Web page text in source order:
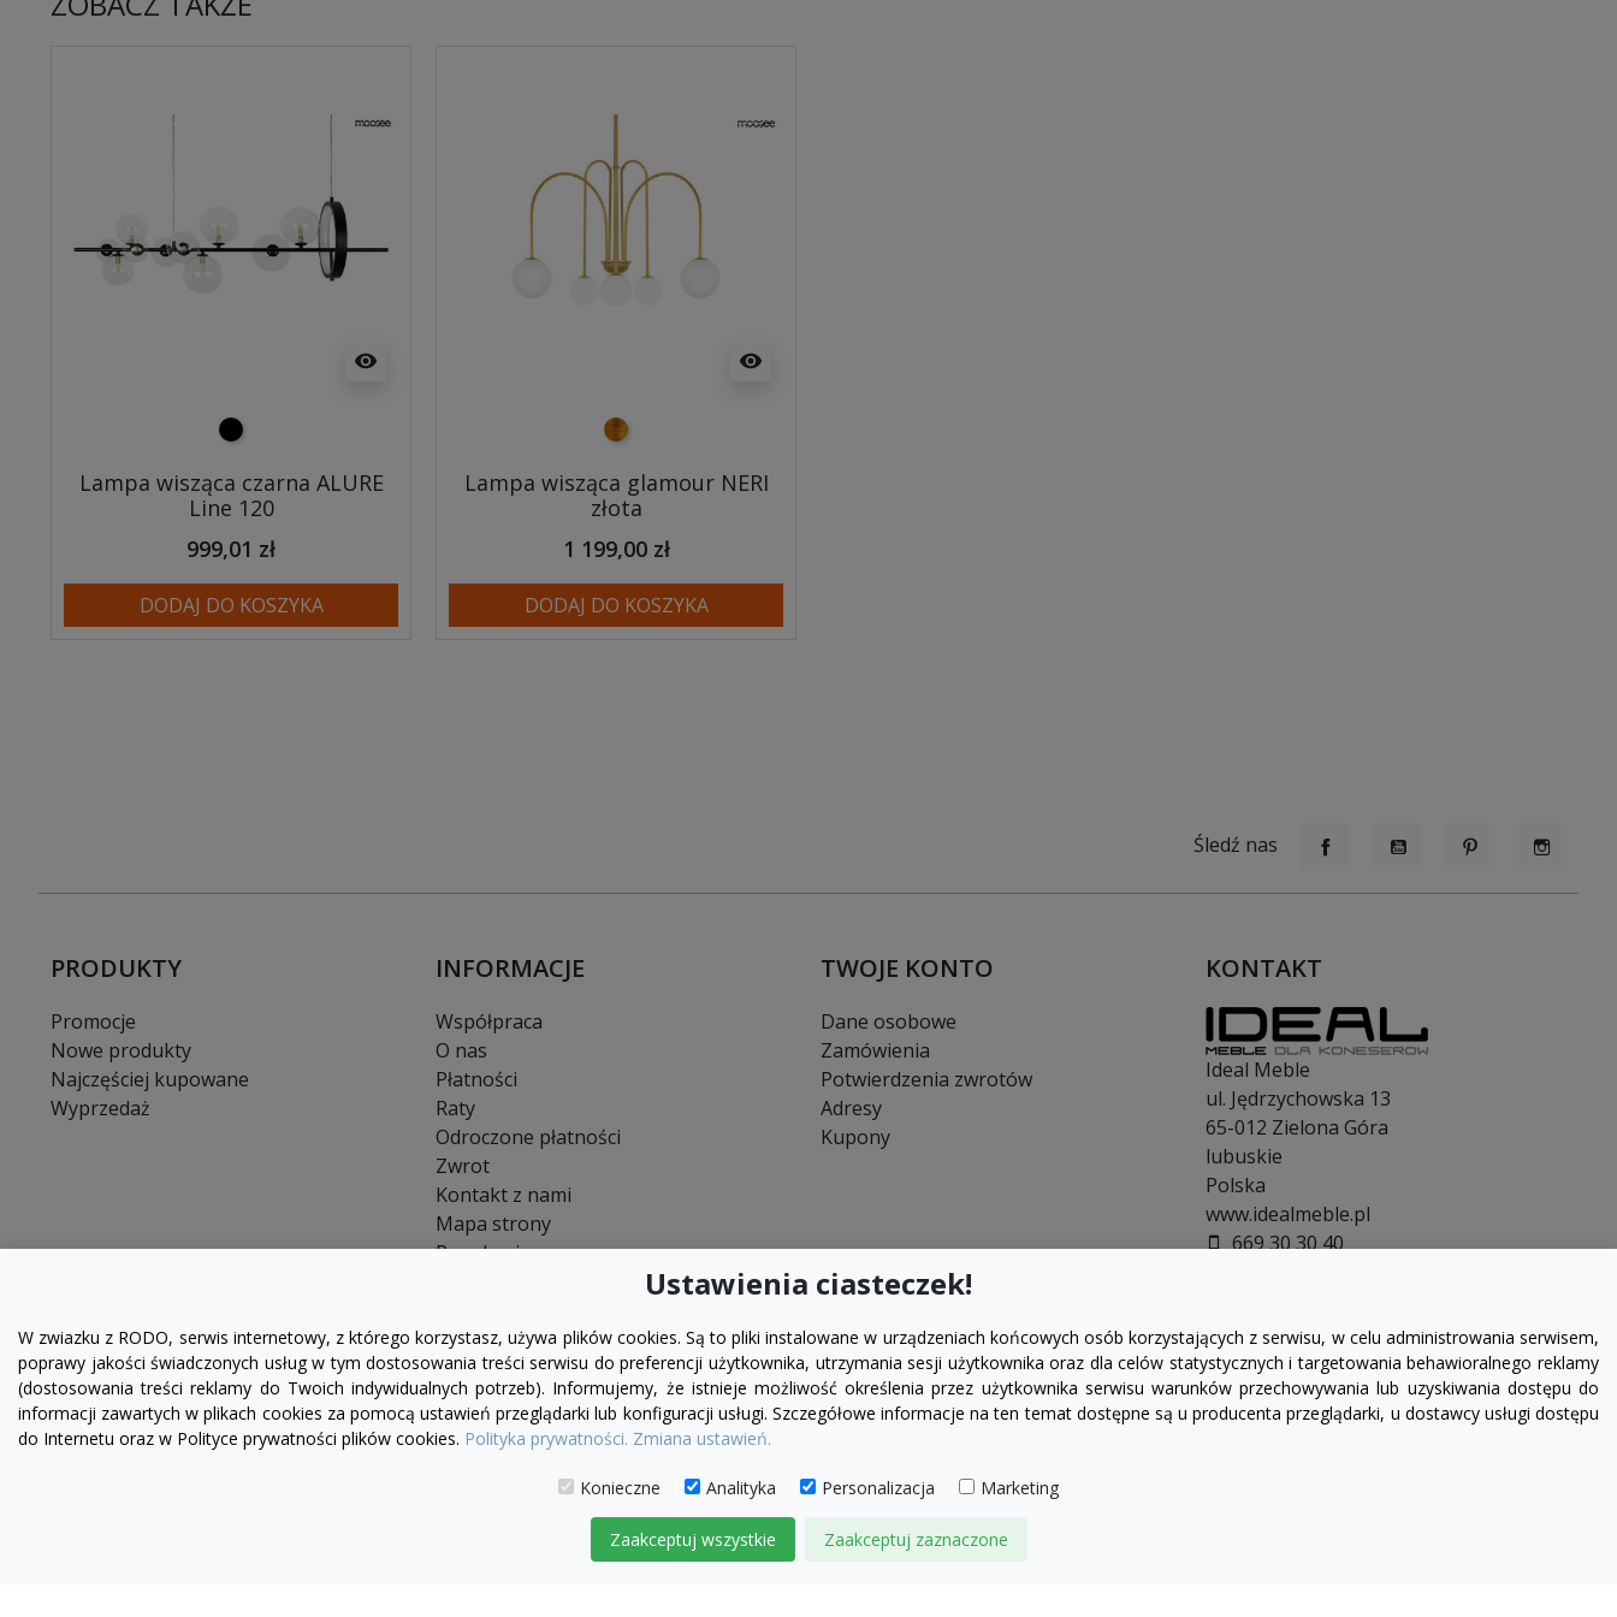
visibility
czarny
Lampa wisząca czarna ALURE
Line 120
999,01 zł
DODAJ DO KOSZYKA
visibility
złoty
Lampa wisząca glamour NERI
złota
1 199,00 zł
DODAJ DO KOSZYKA
Śledź nas
Ustawienia ciasteczek!
W zwiazku z RODO, serwis internetowy, z którego korzystasz, używa plików cookies. Są to pliki instalowane w urządzeniach końcowych osób korzystających z serwisu, w celu administrowania serwisem,
poprawy jakości świadczonych usług w tym dostosowania treści serwisu do preferencji użytkownika, utrzymania sesji użytkownika oraz dla celów statystycznych i targetowania behawioralnego reklamy
(dostosowania treści reklamy do Twoich indywidualnych potrzeb). Informujemy, że istnieje możliwość określenia przez użytkownika serwisu warunków przechowywania lub uzyskiwania dostępu do
informacji zawartych w plikach cookies za pomocą ustawień przeglądarki lub konfiguracji usługi. Szczegółowe informacje na ten temat dostępne są u producenta przeglądarki, u dostawcy usługi dostępu
do Internetu oraz w Polityce prywatności plików cookies. Polityka prywatności. Zmiana ustawień.
Konieczne Analityka Personalizacja Marketing
Zaakceptuj wszystkie Zaakceptuj zaznaczone
PRODUKTY
Promocje
Nowe produkty
Najczęściej kupowane
Wyprzedaż
INFORMACJE
Współpraca
O nas
Płatności
Raty
Odroczone płatności
Zwrot
Kontakt z nami
Mapa strony
Regulamin
TWOJE KONTO
Dane osobowe
Zamówienia
Potwierdzenia zwrotów
Adresy
Kupony
KONTAKT
Ideal Meble
ul. Jędrzychowska 13
65-012 Zielona Góra
lubuskie
Polska
www.idealmeble.pl
smartphone 669 30 30 40
sklep@idealmeble.pl
NIP: 7881739498